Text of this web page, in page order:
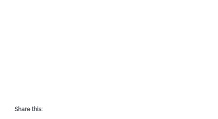
Share this: